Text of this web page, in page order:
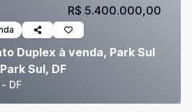
Duplex à venda, Park Sul
Sul, DF
DF
R$ 5.400.000,00